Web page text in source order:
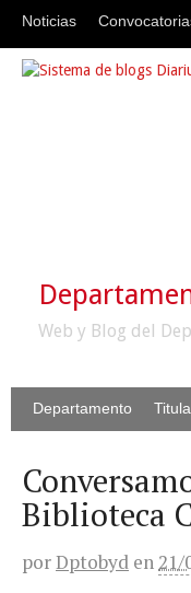
Noticias
Web y Blog del
Departamento
Biblioteca
porDptobyd en 21/